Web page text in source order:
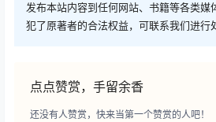
发布本站内容到任何网站、书籍等各类媒
犯了原著者的合法权益，可联系我们进行
点点赞赏，手留余香
还没有人赞赏，快来当第一个赞赏的人吧！